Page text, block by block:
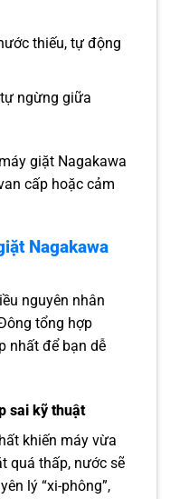
thiếu, tự động
ngừng giữa
giặt Nagakawa
cấp hoặc cảm
Nagakawa
nguyên nhân
tổng hợp
nhất để bạn dễ
sai kỹ thuật
khiến máy vừa
quá thấp, nước sẽ
lý “xi-phông”,